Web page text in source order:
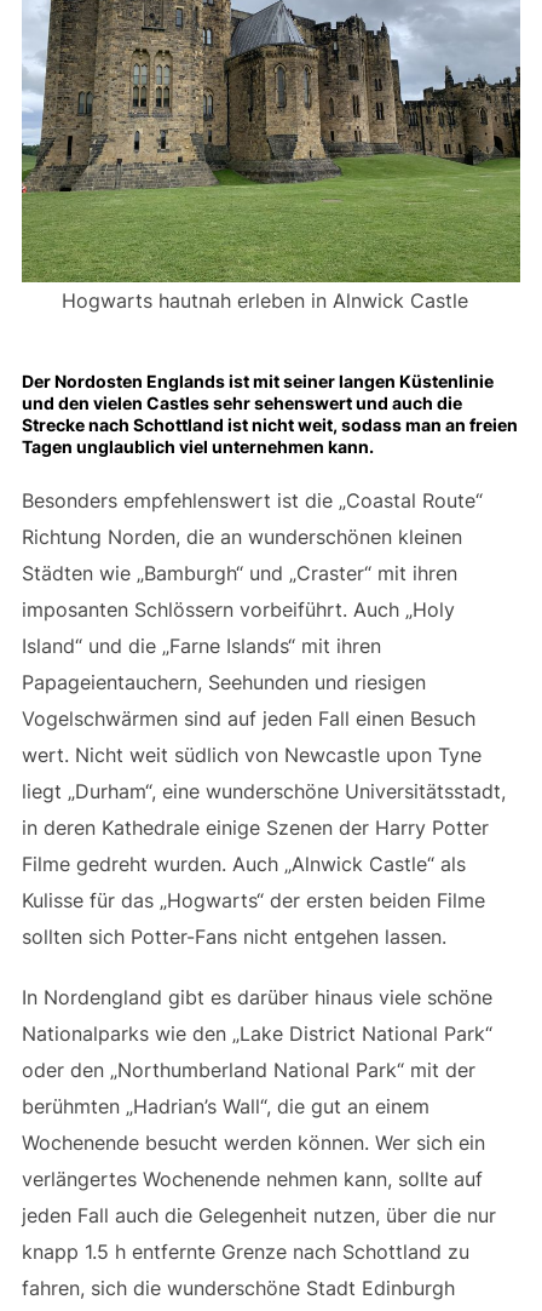
Hogwarts hautnah erleben in Alnwick Castle
Der Nordosten Englands ist mit seiner langen Küstenlinie
und den vielen Castles sehr sehenswert und auch die
Strecke nach Schottland ist nicht weit, sodass man an freien
Tagen unglaublich viel unternehmen kann.
Besonders empfehlenswert ist die „Coastal Route“
Richtung Norden, die an wunderschönen kleinen
Städten wie „Bamburgh“ und „Craster“ mit ihren
imposanten Schlössern vorbeiführt. Auch „Holy
Island“ und die „Farne Islands“ mit ihren
Papageientauchern, Seehunden und riesigen
Vogelschwärmen sind auf jeden Fall einen Besuch
wert. Nicht weit südlich von Newcastle upon Tyne
liegt „Durham“, eine wunderschöne Universitätsstadt,
in deren Kathedrale einige Szenen der Harry Potter
Filme gedreht wurden. Auch „Alnwick Castle“ als
Kulisse für das „Hogwarts“ der ersten beiden Filme
sollten sich Potter-Fans nicht entgehen lassen.
In Nordengland gibt es darüber hinaus viele schöne
Nationalparks wie den „Lake District National Park“
oder den „Northumberland National Park“ mit der
berühmten „Hadrian’s Wall“, die gut an einem
Wochenende besucht werden können. Wer sich ein
verlängertes Wochenende nehmen kann, sollte auf
jeden Fall auch die Gelegenheit nutzen, über die nur
knapp 1.5 h entfernte Grenze nach Schottland zu
fahren, sich die wunderschöne Stadt Edinburgh